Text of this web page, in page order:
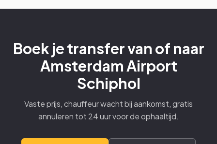
Boek je transfer van of naar
Amsterdam Airport
Schiphol
Vaste prijs, chauffeur wacht bij aankomst, gratis
annuleren tot 24 uur voor de ophaaltijd.